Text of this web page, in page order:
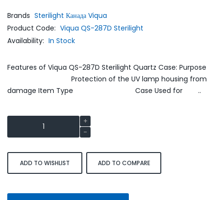
Brands Sterilight Канада Viqua
Product Code: Viqua QS-287D Sterilight
Availability: In Stock
Features of Viqua QS-287D Sterilight Quartz Case: Purpose
Protection of the UV lamp housing from
damage Item Type Case Used for ..
ADD TO WISHLIST ADD TO COMPARE